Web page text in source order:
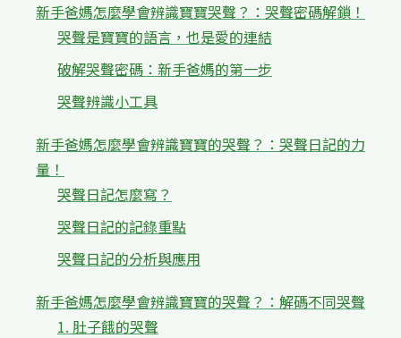
新手爸媽怎麼學會辨識寶寶哭聲？：哭聲密碼解鎖！
哭聲是寶寶的語言，也是愛的連結
破解哭聲密碼：新手爸媽的第一步
哭聲辨識小工具
新手爸媽怎麼學會辨識寶寶的哭聲？：哭聲日記的力
量！
哭聲日記怎麼寫？
哭聲日記的記錄重點
哭聲日記的分析與應用
新手爸媽怎麼學會辨識寶寶的哭聲？：解碼不同哭聲
1. 肚子餓的哭聲